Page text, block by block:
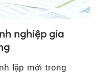
nghiệp gia
lập mới trong